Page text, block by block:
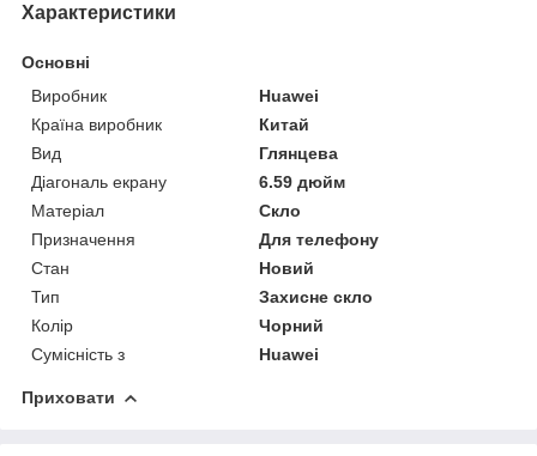
Характеристики
Основні
Виробник
Huawei
Країна виробник
Китай
Вид
Глянцева
Діагональ екрану
6.59 дюйм
Матеріал
Скло
Призначення
Для телефону
Стан
Новий
Тип
Захисне скло
Колір
Чорний
Сумісність з
Huawei
Приховати